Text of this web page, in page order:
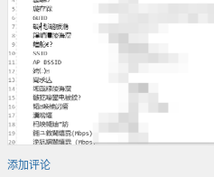
添加评论